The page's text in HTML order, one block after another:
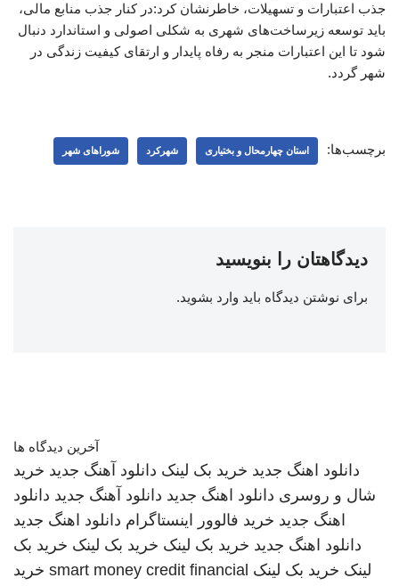
جذب اعتبارات و تسهیلات، خاطرنشان کرد:در کنار جذب منابع مالی،
باید توسعه زیرساخت‌های شهری به شکلی اصولی و استاندارد دنبال
شود تا این اعتبارات منجر به رفاه پایدار و ارتقای کیفیت زندگی در
شهر گردد.
برچسب‌ها: استان چهارمحال و بختیاری شهرکرد شوراهای شهر
دیدگاهتان را بنویسید
برای نوشتن دیدگاه باید وارد بشوید.
آخرین دیدگاه ها
دانلود اهنگ جدید خرید بک لینک دانلود آهنگ جدید خرید
شال و روسری دانلود اهنگ جدید دانلود آهنگ جدید دانلود
اهنگ جدید خرید فالوور اینستاگرام دانلود اهنگ جدید
دانلود اهنگ جدید خرید بک لینک خرید بک لینک خرید بک
لینک خرید بک لینک smart money credit financial خرید